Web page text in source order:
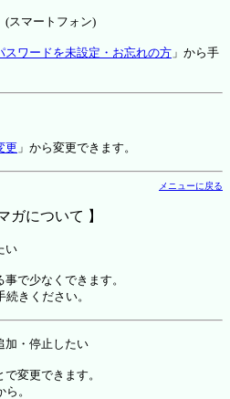
(スマートフォン)
スワードを未設定・お忘れの方 」から手
更 」から変更できます。
メニューに戻る
ガについて 】
い
で少なくできます。
続きください。
加・停止したい
変更できます。
ら。